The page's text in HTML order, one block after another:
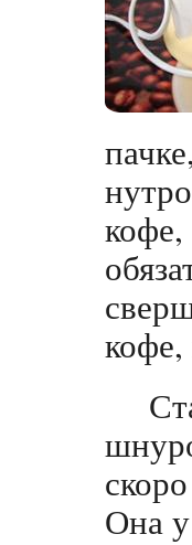
Она